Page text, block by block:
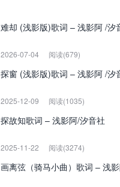
难却 (浅影版)歌词 – 浅影阿 /汐
2026-07-04 阅读(679)
探窗 (浅影版)歌词 – 浅影阿 /汐
2025-12-09 阅读(1035)
探故知歌词 – 浅影阿/汐音社
2025-11-22 阅读(3274)
画离弦（骑马小曲）歌词 – 浅